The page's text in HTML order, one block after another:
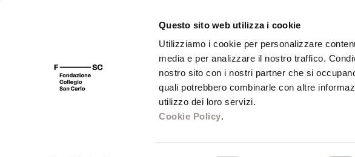
Questo sito web utilizza i cookie
Utilizziamo i cookie per personalizzare
media e per analizzare il nostro traffico.
nostro sito con i nostri partner che si
quali potrebbero combinarle con altre
utilizzo dei loro servizi.
Cookie Policy.
FSC 400 Fondazione Biblioteca Centro
Massimo Firpo